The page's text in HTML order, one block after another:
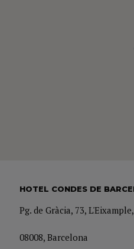
HOTEL CONDES DE
Pg. de Gràcia, 73,
08008, Barcelona